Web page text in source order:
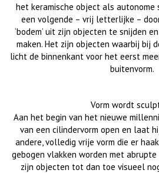
het keramische object als
een volgende – vrij letterlijke –
‘bodem’ uit zijn objecten te snijden
maken. Het zijn objecten waarbij bij
licht de binnenkant voor het eerst
buitenvorm.
Vorm wordt
Aan het begin van het nieuwe
van een cilindervorm open en laat
andere, volledig vrije vorm die er
gebogen vlakken worden met abrupte
zijn objecten tot dan toe visueel